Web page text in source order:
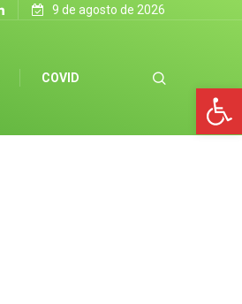
9 de agosto de 2026
COVID